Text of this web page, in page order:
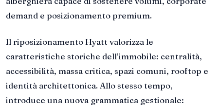
demand e posizionamento premium.
Il riposizionamento Hyatt valorizza le
caratteristiche storiche dell’immobile: centralità,
accessibilità, massa critica, spazi comuni, rooftop e
identità architettonica. Allo stesso tempo,
introduce una nuova grammatica gestionale: